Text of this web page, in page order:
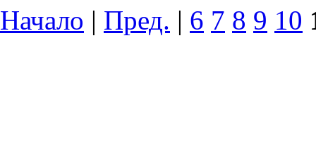
Начало | Пред. | 6 7 8 9 10